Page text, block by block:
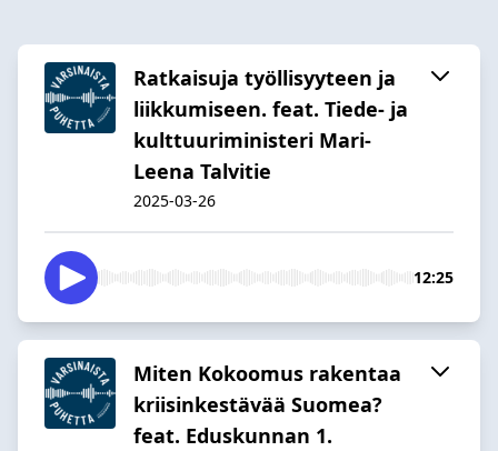
Ratkaisuja työllisyyteen ja
liikkumiseen. feat. Tiede- ja
kulttuuriministeri Mari-
Leena Talvitie
2025-03-26
12:25
Miten Kokoomus rakentaa
kriisinkestävää Suomea?
feat. Eduskunnan 1.